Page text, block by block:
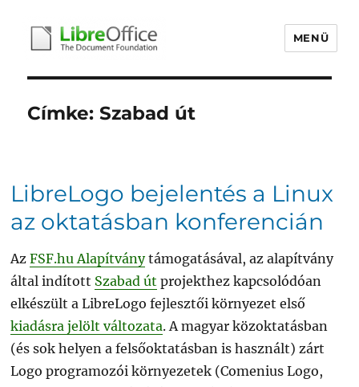
libreoffice.hu
MENÜ
Címke:Szabad út
LibreLogo bejelentés a Linux
az oktatásban konferencián
AzFSF.hu Alapítványtámogatásával, az alapítvány
által indított Szabad út projekthez kapcsolódóan
elkészült a LibreLogo fejlesztői környezet első
kiadásra jelölt változata. A magyar közoktatásban
(és sok helyen a felsőoktatásban is használt) zárt
Logo programozói környezetek (Comenius Logo,